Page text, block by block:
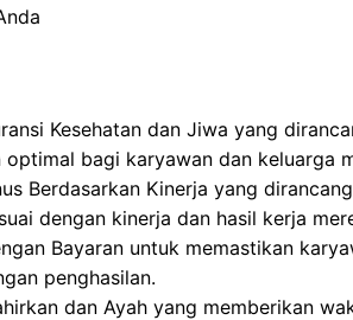
Kesehatan dan Jiwa yang
optimal bagi karyawan dan keluarga
Berdasarkan Kinerja yang
dengan kinerja dan hasil kerja
Bayaran untuk memastikan
penghasilan.
dan Ayah yang memberikan